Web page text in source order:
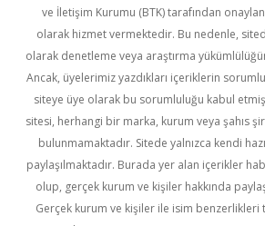
ve İletişim Kurumu (BTK) tarafından
olarak hizmet vermektedir. Bu nedenle,
olarak denetleme veya araştırma
Ancak, üyelerimiz yazdıkları içeriklerin
siteye üye olarak bu sorumluluğu kabul
sitesi, herhangi bir marka, kurum veya şahıs
bulunmamaktadır. Sitede yalnızca kendi
paylaşılmaktadır. Burada yer alan içerikler
olup, gerçek kurum ve kişiler hakkında
Gerçek kurum ve kişiler ile isim